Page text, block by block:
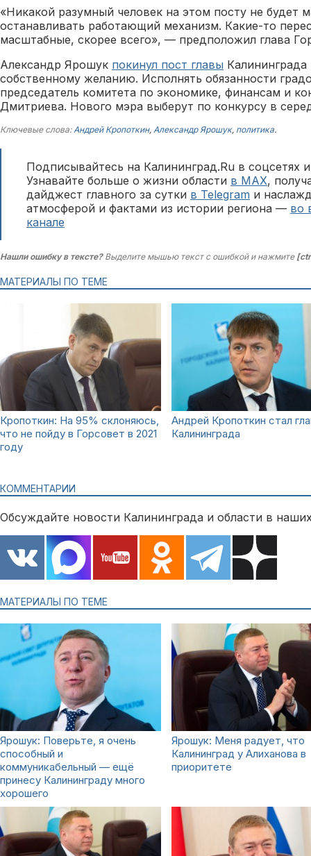
«Никакой разумный человек на этом посту не будет
останавливать работающий механизм. Какие-то
масштабные, скорее всего», — предположил глава
Александр Ярошук покинул пост главы
собственному желанию. Исполнять обязанности
председатель комитета по экономике, финансам и
Дмитриева. Нового мэра выберут по конкурсу в
Ключевые слова:Андрей Кропоткин, Александр Ярошук, политика.
Подписывайтесь на Калининград.Ru в соцсетях
Узнавайте больше о жизни области в MAX,
дайджест главного за сутки в Telegram и
атмосферой и фактами из истории региона — во
канале
Нашли ошибку в тексте?Выделите мышью текст с ошибкой и нажмите
МАТЕРИАЛЫ ПО ТЕМЕ
Кропоткин: На 95% склоняюсь,
что не пойду в Горсовет в 2021
году
Андрей Кропоткин стал
Калининграда
КОММЕНТАРИИ
Обсуждайте новости Калининграда и области в
МАТЕРИАЛЫ ПО ТЕМЕ
Ярошук: Поверьте, я очень
способный и
коммуникабельный — ещё
принесу Калининграду много
хорошего
Ярошук: Меня радует, что
Калининград у Алиханова в
приоритете